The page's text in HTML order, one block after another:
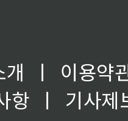
ㅣ
이용약
항
ㅣ
기사제